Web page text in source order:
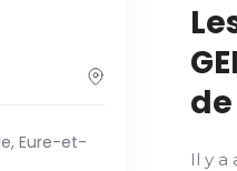
Eure-et-
Il y a